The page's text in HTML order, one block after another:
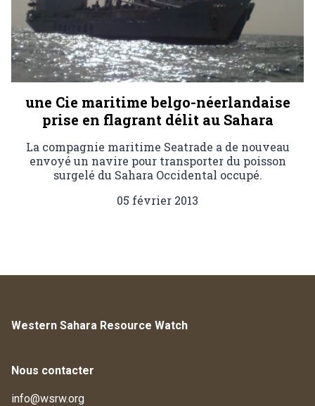
une Cie maritime belgo-néerlandaise
prise en flagrant délit au Sahara
La compagnie maritime Seatrade a de nouveau
envoyé un navire pour transporter du poisson
surgelé du Sahara Occidental occupé.
05 février 2013
Western Sahara Resource Watch
Nous contacter
info@wsrw.org